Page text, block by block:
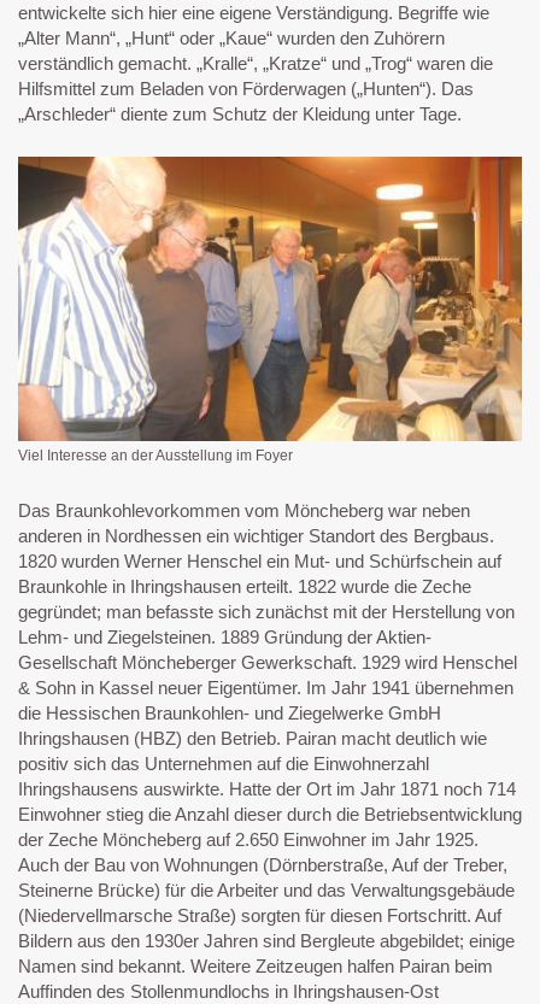
entwickelte sich hier eine eigene Verständigung. Begriffe wie
„Alter Mann“, „Hunt“ oder „Kaue“ wurden den Zuhörern
verständlich gemacht. „Kralle“, „Kratze“ und „Trog“ waren die
Hilfsmittel zum Beladen von Förderwagen („Hunten“). Das
„Arschleder“ diente zum Schutz der Kleidung unter Tage.
Viel Interesse an der Ausstellung im Foyer
Das Braunkohlevorkommen vom Möncheberg war neben
anderen in Nordhessen ein wichtiger Standort des Bergbaus.
1820 wurden Werner Henschel ein Mut- und Schürfschein auf
Braunkohle in Ihringshausen erteilt. 1822 wurde die Zeche
gegründet; man befasste sich zunächst mit der Herstellung von
Lehm- und Ziegelsteinen. 1889 Gründung der Aktien-
Gesellschaft Möncheberger Gewerkschaft. 1929 wird Henschel
& Sohn in Kassel neuer Eigentümer. Im Jahr 1941 übernehmen
die Hessischen Braunkohlen- und Ziegelwerke GmbH
Ihringshausen (HBZ) den Betrieb. Pairan macht deutlich wie
positiv sich das Unternehmen auf die Einwohnerzahl
Ihringshausens auswirkte. Hatte der Ort im Jahr 1871 noch 714
Einwohner stieg die Anzahl dieser durch die Betriebsentwicklung
der Zeche Möncheberg auf 2.650 Einwohner im Jahr 1925.
Auch der Bau von Wohnungen (Dörnberstraße, Auf der Treber,
Steinerne Brücke) für die Arbeiter und das Verwaltungsgebäude
(Niedervellmarsche Straße) sorgten für diesen Fortschritt. Auf
Bildern aus den 1930er Jahren sind Bergleute abgebildet; einige
Namen sind bekannt. Weitere Zeitzeugen halfen Pairan beim
Auffinden des Stollenmundlochs in Ihringshausen-Ost